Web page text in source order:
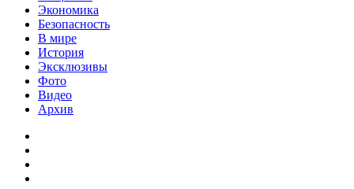
Экономика
Безопасность
В мире
История
Эксклюзивы
Фото
Видео
Архив